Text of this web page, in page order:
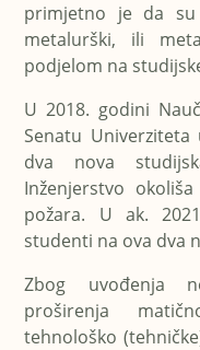
primjetno je da
metalurški, ili
podjelom na
U 2018. godini
Senatu
dva nova
Inženjerstvo
požara. U ak.
studenti na ova dva
Zbog uvođenja
proširenja
tehnološko